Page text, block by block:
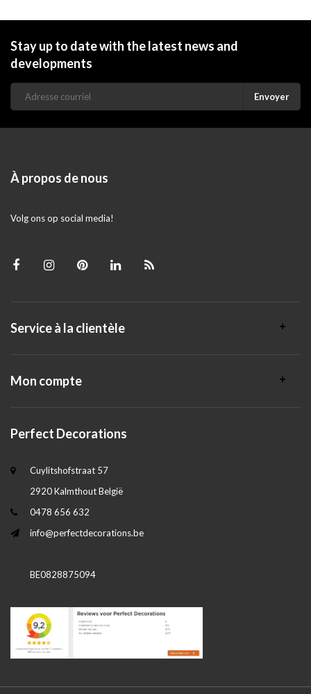
Stay up to date with the latest news and
developments
Envoyer
À propos de nous
Volg ons op social media!
Service à la clientèle
Mon compte
Perfect Decorations
Cuylitshofstraat 57
2920 Kalmthout België
0478 656 632
info@perfectdecorations.be
BE0828875094